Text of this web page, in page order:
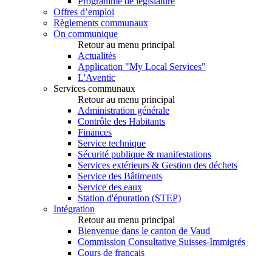
Offres d’emploi
Règlements communaux
On communique
Retour au menu principal
Actualités
Application "My Local Services"
L'Aventic
Services communaux
Retour au menu principal
Administration générale
Contrôle des Habitants
Finances
Service technique
Sécurité publique & manifestations
Services extérieurs & Gestion des déchets
Service des Bâtiments
Service des eaux
Station d'épuration (STEP)
Intégration
Retour au menu principal
Bienvenue dans le canton de Vaud
Commission Consultative Suisses-Immigrés
Cours de français